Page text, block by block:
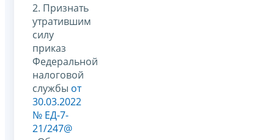
2. Признать
утратившим
силу
приказ
Федеральной
налоговой
службы от
30.03.2022
№ ЕД-7-
21/247@